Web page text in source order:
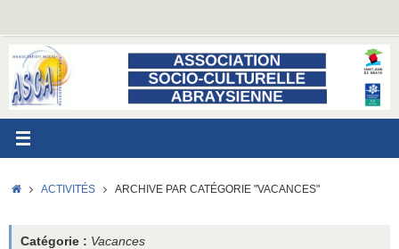
contenu
ACCUEIL
ACTIVITÉS ARCHIVE PAR CATÉGORIE "VACANCES"
Catégorie : Vacances